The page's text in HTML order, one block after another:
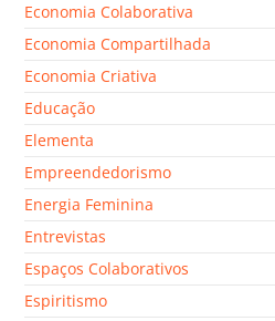
Economia Colaborativa
Economia Compartilhada
Economia Criativa
Educação
Elementa
Empreendedorismo
Energia Feminina
Entrevistas
Espaços Colaborativos
Espiritismo